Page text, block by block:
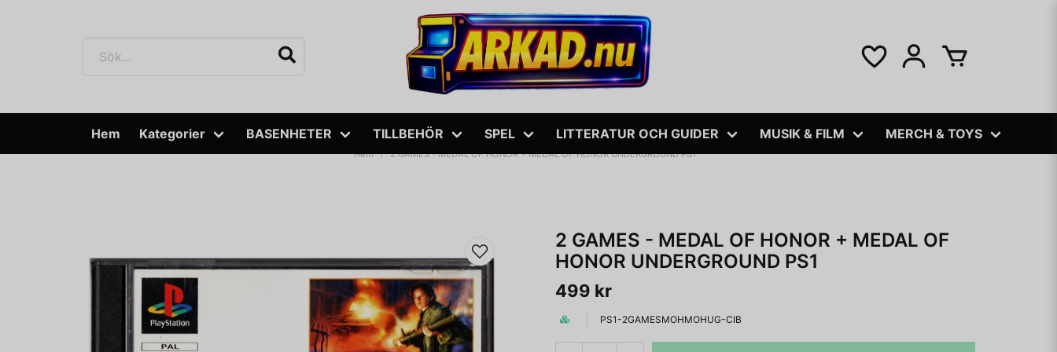
Hem Kategorier BASENHETER TILLBEHÖR SPEL LITTERATUR OCH GUIDER MUSIK & FILM MERCH & TOYS
Hem 2 GAMES - MEDAL OF HONOR + MEDAL OF HONOR UNDERGROUND PS1
2 GAMES - MEDAL OF HONOR + MEDAL OF
HONOR UNDERGROUND PS1
499 kr
PS1-2GAMESMOHMOHUG-CIB